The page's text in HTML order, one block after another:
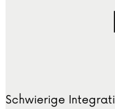
Schwierige